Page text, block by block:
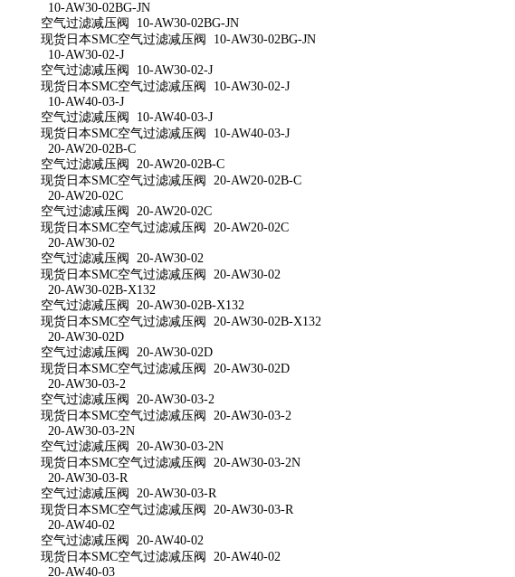
10-AW30-02BG-JN
空气过滤减压阀 10-AW30-02BG-JN
现货日本SMC空气过滤减压阀 10-AW30-02BG-JN
10-AW30-02-J
空气过滤减压阀 10-AW30-02-J
现货日本SMC空气过滤减压阀 10-AW30-02-J
10-AW40-03-J
空气过滤减压阀 10-AW40-03-J
现货日本SMC空气过滤减压阀 10-AW40-03-J
20-AW20-02B-C
空气过滤减压阀 20-AW20-02B-C
现货日本SMC空气过滤减压阀 20-AW20-02B-C
20-AW20-02C
空气过滤减压阀 20-AW20-02C
现货日本SMC空气过滤减压阀 20-AW20-02C
20-AW30-02
空气过滤减压阀 20-AW30-02
现货日本SMC空气过滤减压阀 20-AW30-02
20-AW30-02B-X132
空气过滤减压阀 20-AW30-02B-X132
现货日本SMC空气过滤减压阀 20-AW30-02B-X132
20-AW30-02D
空气过滤减压阀 20-AW30-02D
现货日本SMC空气过滤减压阀 20-AW30-02D
20-AW30-03-2
空气过滤减压阀 20-AW30-03-2
现货日本SMC空气过滤减压阀 20-AW30-03-2
20-AW30-03-2N
空气过滤减压阀 20-AW30-03-2N
现货日本SMC空气过滤减压阀 20-AW30-03-2N
20-AW30-03-R
空气过滤减压阀 20-AW30-03-R
现货日本SMC空气过滤减压阀 20-AW30-03-R
20-AW40-02
空气过滤减压阀 20-AW40-02
现货日本SMC空气过滤减压阀 20-AW40-02
20-AW40-03